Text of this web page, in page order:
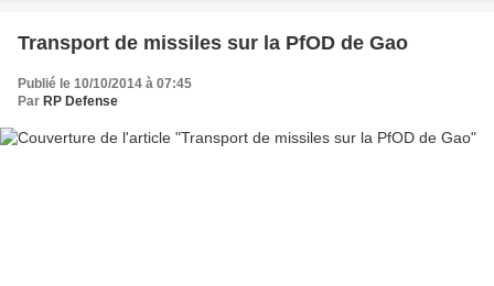
Transport de missiles sur la PfOD de Gao
Publié le 10/10/2014 à 07:45
Par RP Defense